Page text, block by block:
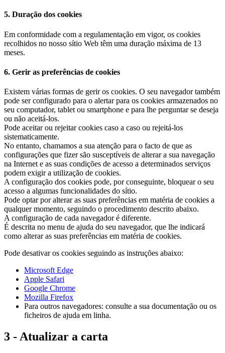
5. Duração dos cookies
Em conformidade com a regulamentação em vigor, os cookies
recolhidos no nosso sítio Web têm uma duração máxima de 13
meses.
6. Gerir as preferências de cookies
Existem várias formas de gerir os cookies. O seu navegador também
pode ser configurado para o alertar para os cookies armazenados no
seu computador, tablet ou smartphone e para lhe perguntar se deseja
ou não aceitá-los.
Pode aceitar ou rejeitar cookies caso a caso ou rejeitá-los
sistematicamente.
No entanto, chamamos a sua atenção para o facto de que as
configurações que fizer são susceptíveis de alterar a sua navegação
na Internet e as suas condições de acesso a determinados serviços
podem exigir a utilização de cookies.
A configuração dos cookies pode, por conseguinte, bloquear o seu
acesso a algumas funcionalidades do sítio.
Pode optar por alterar as suas preferências em matéria de cookies a
qualquer momento, seguindo o procedimento descrito abaixo.
A configuração de cada navegador é diferente.
É descrita no menu de ajuda do seu navegador, que lhe indicará
como alterar as suas preferências em matéria de cookies.
Pode desativar os cookies seguindo as instruções abaixo:
Microsoft Edge
Apple Safari
Google Chrome
Mozilla Firefox
Para outros navegadores: consulte a sua documentação ou os
ficheiros de ajuda em linha.
3 - Atualizar a carta